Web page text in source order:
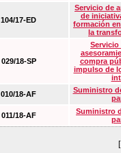
104/17-ED
Servicio de
de
formación
la
029/18-SP
Servicio
compra
impulso de
010/18-AF
Suministro
011/18-AF
Suministro